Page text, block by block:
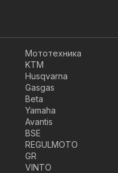
Мототехника
KTM
Husqvarna
Gasgas
Beta
Yamaha
Avantis
BSE
REGULMOTO
GR
VINTO